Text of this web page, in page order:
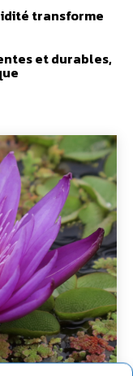
transforme
et durables,